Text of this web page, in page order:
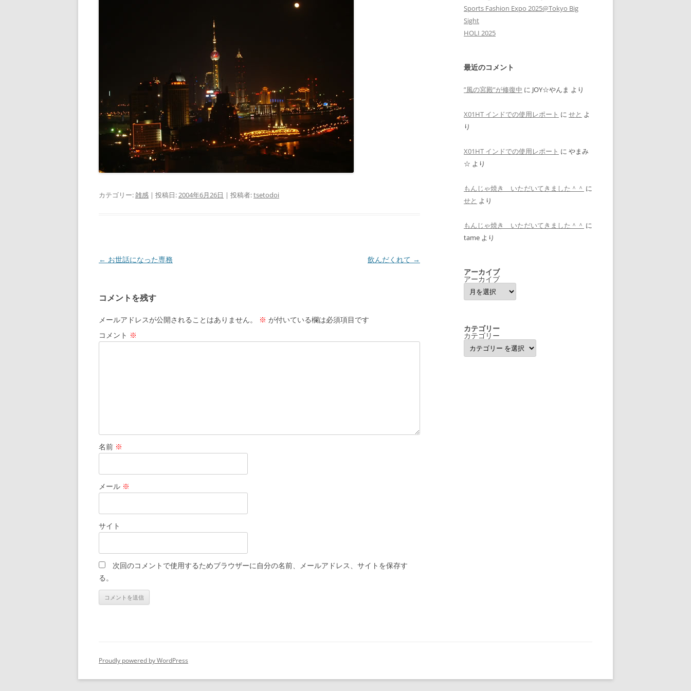
カテゴリー:雑感 | 投稿日:2004年6月26日 | 投稿者:tsetodoi
投
ビ
ゲ
ー
シ
← お世話になった専務 飲んだくれて →
コメントを残す
メールアドレスが公開されることはありません。 ※ が付いている欄は必須項目です
コメント ※
名前 ※
メール ※
サイト
次回のコメントで使用するためブラウザーに自分の名前、メールアドレス、サイトを保存す
る。
Sports Fashion Expo 2025@Tokyo Big
Sight
HOLI 2025
最近のコメント
”風の宮殿”が修復中 に JOY☆やんま より
X01HT インドでの使用レポート に せと よ
り
X01HT インドでの使用レポート に やまみ
☆ より
もんじゃ焼き いただいてきました＾＾ に
せと より
もんじゃ焼き いただいてきました＾＾ に
tame より
アーカイブ
アーカイブ
カテゴリー
カテゴリー
Proudly powered by WordPress